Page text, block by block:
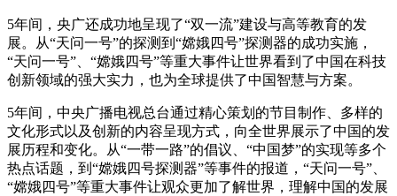
5年间，央广还成功地呈现了“双一流”建设与高等教育的发
展。从“天问一号”的探测到“嫦娥四号”探测器的成功实施，
“天问一号”、“嫦娥四号”等重大事件让世界看到了中国在科技
创新领域的强大实力，也为全球提供了中国智慧与方案。
5年间，中央广播电视总台通过精心策划的节目制作、多样的
文化形式以及创新的内容呈现方式，向全世界展示了中国的发
展历程和变化。从“一带一路”的倡议、“中国梦”的实现等多个
热点话题，到“嫦娥四号探测器”等事件的报道，“天问一号”、
“嫦娥四号”等重大事件让观众更加了解世界，理解中国的发展